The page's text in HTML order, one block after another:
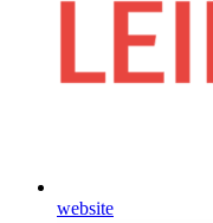
website